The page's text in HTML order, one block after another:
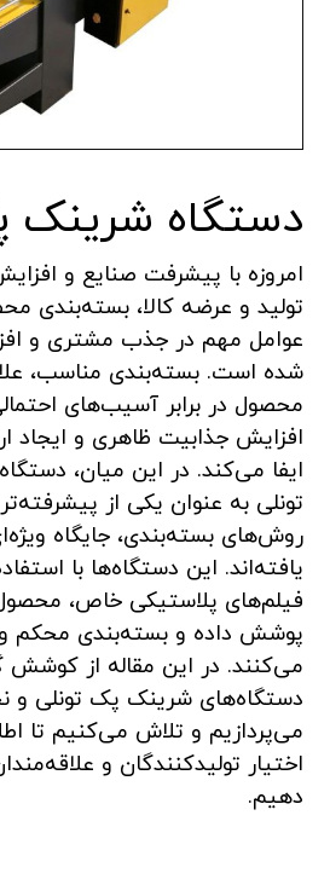
دستگاه شرینک
امروزه با پیشرفت صنایع و
تولید و عرضه کالا، بسته‌بندی
عوامل مهم در جذب مشتری و
شده است. بسته‌بندی مناسب،
محصول در برابر آسیب‌های
افزایش جذابیت ظاهری و ایجاد
ایفا می‌کند. در این میان،
تونلی به عنوان یکی از
روش‌های بسته‌بندی، جایگاه
یافته‌اند. این دستگاه‌ها با
فیلم‌های پلاستیکی خاص،
پوشش داده و بسته‌بندی محکم و
می‌کنند. در این مقاله از کوشش
دستگاه‌های شرینک پک تونلی و
می‌پردازیم و تلاش می‌کنیم تا
اختیار تولیدکنندگان و
دهیم.